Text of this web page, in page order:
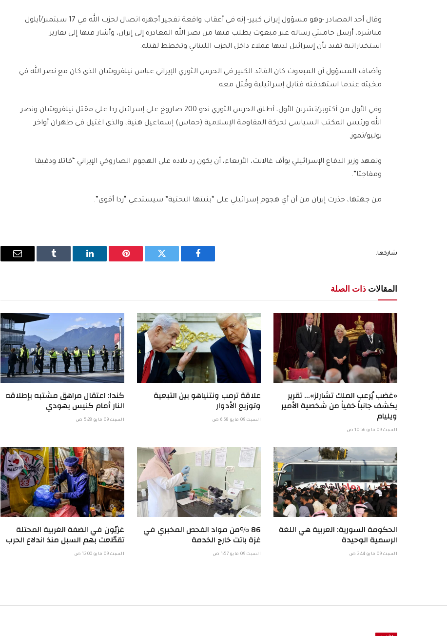
وقال أحد المصادر -وهو مسؤول إيراني كبير- إنه في أعقاب واقعة تفجير أجهزة اتصال لحزب الله في 17 سبتمبر/أيلول
مباشرة، أرسل خامنئي رسالة عبر مبعوث يطلب فيها من نصر الله المغادرة إلى إيران، وأشار فيها إلى تقارير
استخباراتية تفيد بأن إسرائيل لديها عملاء داخل الحزب اللبناني وتخطط لقتله.
وأضاف المسؤول أن المبعوث كان القائد الكبير في الحرس الثوري الإيراني عباس نيلفروشان الذي كان مع نصر الله في
مخبئه عندما استهدفته قنابل إسرائيلية وقُتل معه.
وفي الأول من أكتوبر/تشرين الأول، أطلق الحرس الثوري نحو 200 صاروخ على إسرائيل ردا على مقتل نيلفروشان ونصر
الله ورئيس المكتب السياسي لحركة المقاومة الإسلامية (حماس) إسماعيل هنية، والذي اغتيل في طهران أواخر
يوليو/تموز.
وتعهد وزير الدفاع الإسرائيلي يوآف غالانت، الأربعاء، أن يكون رد بلاده على الهجوم الصاروخي الإيراني “قاتلا ودقيقا
ومفاجئا”.
من جهتها، حذرت إيران من أن أي هجوم إسرائيلي على “بنيتها التحتية” سيستدعي “ردا أقوى”.
شاركها.
فيسبوك تويتر بينتيريستلينكدإن Tumblr
البريد
المقالات ذات الصلة
«غضب يُرعب الملك تشارلز»… تقرير
يكشف جانباً خفياً من شخصية الأمير
ويليام
السبت 09 مايو 10:56 ص
علاقة ترمب ونتنياهو بين التبعية
وتوزيع الأدوار
السبت 09 مايو 6:58 ص
كندا: اعتقال مراهق مشتبه بإطلاقه
النار أمام كنيس يهودي
السبت 09 مايو 5:28 ص
الحكومة السورية: العربية هي اللغة
الرسمية الوحيدة
السبت 09 مايو 2:44 ص
86 %من مواد الفحص المخبري في
غزة باتت خارج الخدمة
السبت 09 مايو 1:57 ص
غزيّون في الضفة الغربية المحتلة
تقطّعت بهم السبل منذ اندلاع الحرب
السبت 09 مايو 12:00 ص